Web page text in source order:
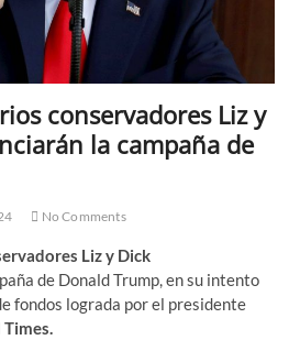
conservadores Liz y
la campaña de
No Comments
Liz y Dick
de Donald Trump, en su intento
fondos lograda por el presidente
Times.